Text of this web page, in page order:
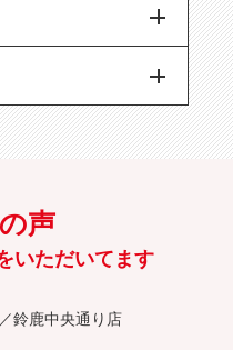
声
いただいてます
鈴鹿中央通り店